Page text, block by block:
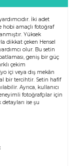
İki adet
hobi amaçlı fotoğraf
Yüksek
dikkat çeken Hensel
olur. Bu setin
geniş bir güç
çekim
içi veya dış mekân
bir tercihtir. Setin hafif
Ayrıca, kullanıcı
fotoğrafçılar için
ise şu